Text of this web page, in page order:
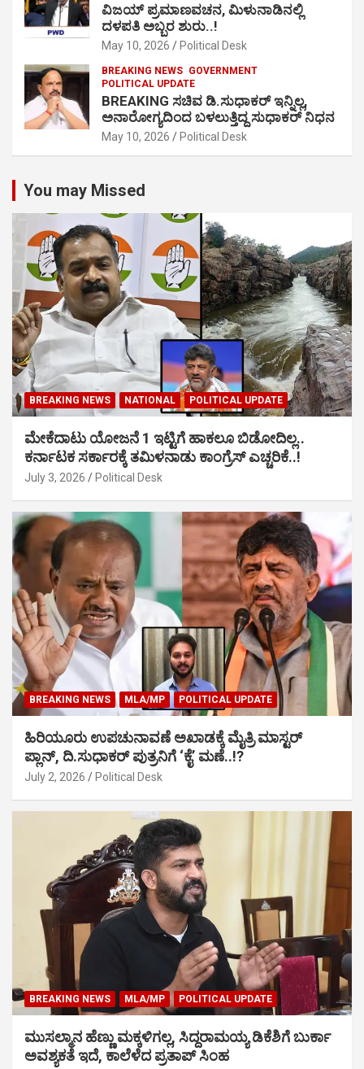
ವಿಜಯ್ ಪ್ರಮಾಣವಚನ, ಮಿಳುನಾಡಿನಲ್ಲಿ
ದಳಪತಿ ಅಬ್ಬರ ಶುರು..!
May 10, 2026 Political Desk
BREAKING NEWS GOVERNMENT
POLITICAL UPDATE
BREAKING ಸಚಿವ ಡಿ.ಸುಧಾಕರ್ ಇನ್ನಿಲ್ಲ,
ಅನಾರೋಗ್ಯದಿಂದ ಬಳಲುತ್ತಿದ್ದ ಸುಧಾಕರ್ ನಿಧನ
May 10, 2026 Political Desk
You may Missed
BREAKING NEWS NATIONAL POLITICAL UPDATE
ಮೇಕೆದಾಟು ಯೋಜನೆ 1 ಇಟ್ಟಿಗೆ ಹಾಕಲೂ ಬಿಡೋದಿಲ್ಲ..
ಕರ್ನಾಟಕ ಸರ್ಕಾರಕ್ಕೆ ತಮಿಳನಾಡು ಕಾಂಗ್ರೆಸ್ ಎಚ್ಚರಿಕೆ..!
July 3, 2026 Political Desk
BREAKING NEWS MLA/MP POLITICAL UPDATE
ಹಿರಿಯೂರು ಉಪಚುನಾವಣೆ ಅಖಾಡಕ್ಕೆ ಮೈತ್ರಿ ಮಾಸ್ಟರ್
ಪ್ಲಾನ್, ದಿ.ಸುಧಾಕರ್ ಪುತ್ರನಿಗೆ ‘ಕೈ’ ಮಣೆ..!?
July 2, 2026 Political Desk
BREAKING NEWS MLA/MP POLITICAL UPDATE
ಮುಸಲ್ಮಾನ ಹೆಣ್ಣು ಮಕ್ಕಳಿಗಲ್ಲ, ಸಿದ್ದರಾಮಯ್ಯ ಡಿಕೆಶಿಗೆ ಬುರ್ಕಾ
ಅವಶ್ಯಕತೆ ಇದೆ, ಕಾಲೆಳೆದ ಪ್ರತಾಪ್ ಸಿಂಹ